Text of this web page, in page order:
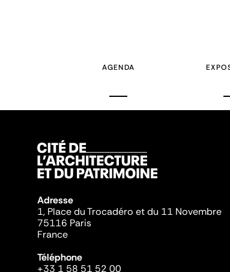
AGENDA
Adresse
1, Place du Trocadéro et du 11 Novembre
75116 Paris
France
Téléphone
+33 1 58 51 52 00